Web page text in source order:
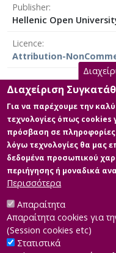
έρευνα υιοθετεί την
πλαίσιο για τη
ανθρωπιστικούς
εφοδιαστικής. Τα
καθοδήγηση για το
αποτελεσματικά η ΤΝ
μακροπρόθεσμη
ανθρωπιστική
Publisher
Hellenic Open
Licence
Attribution-
Main Files
Full text
Decision-
in the
Διαχείριση
Για να παρέχουμε την
τεχνολογίες όπως cookies
πρόσβαση σε
λόγω τεχνολογίες θα μας
δεδομένα προσωπικού
περιήγησης ή μοναδικά
Περισσότερα
Απαραίτητα
Απαραίτητα cookies για
(Session cookies etc)
Στατιστικά